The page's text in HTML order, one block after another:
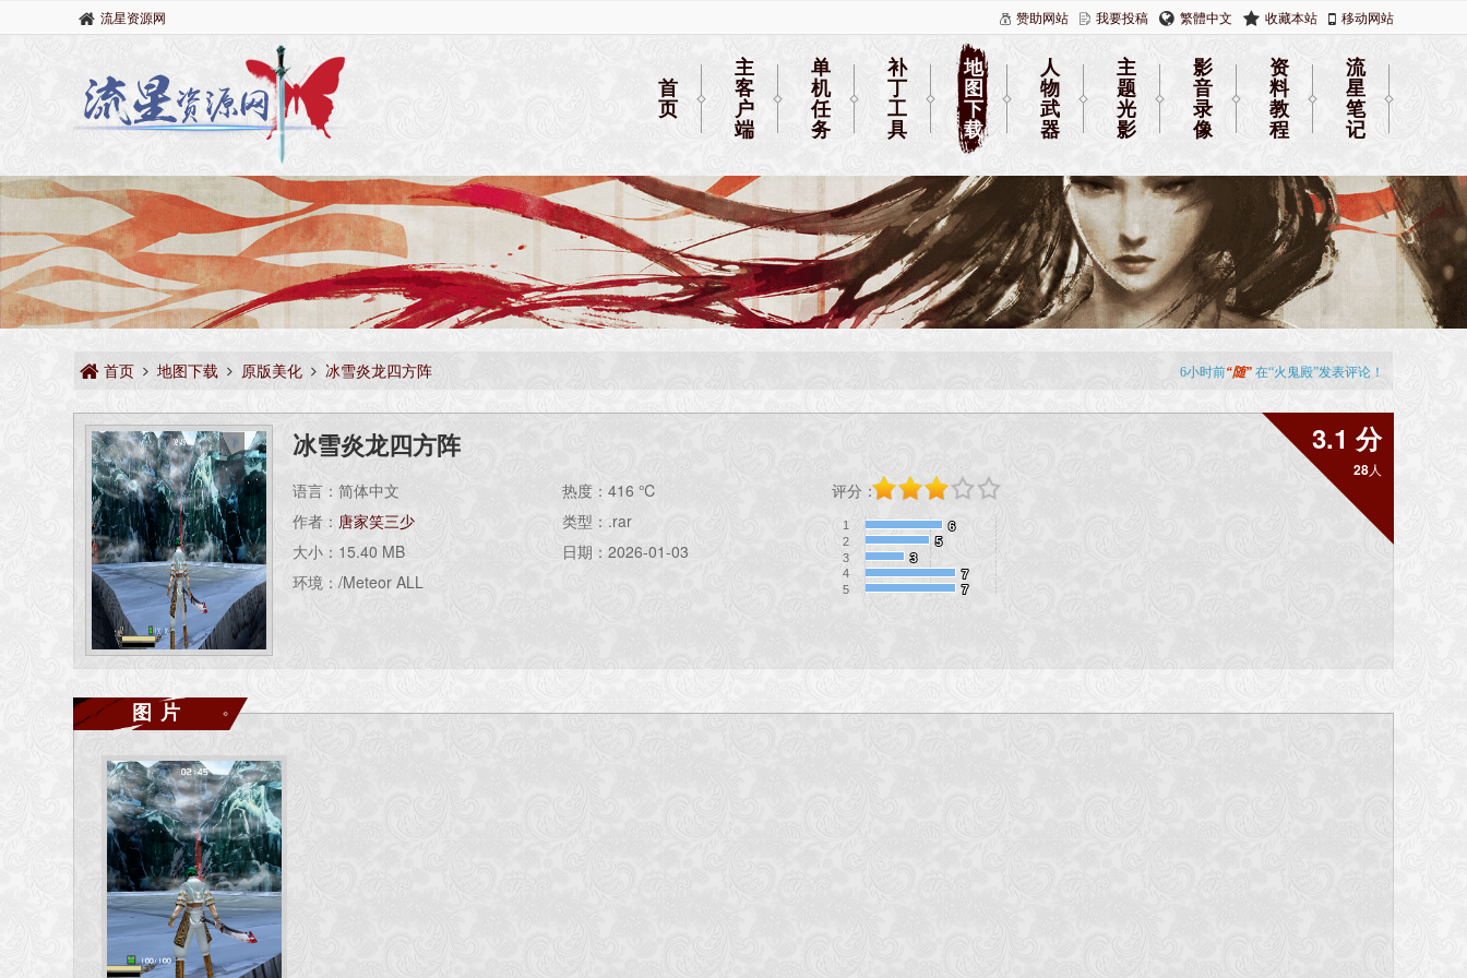
流星资源网 赞助网站 我要投稿 繁體中文 收藏本站 移动网站
首
页
主
客
户
端
单
机
任
务
补
丁
工
具
地
图
下
载
人
物
武
器
主
题
光
影
影
音
录
像
资
料
教
程
流
星
笔
记
首页 地图下载 原版美化 冰雪炎龙四方阵
冰雪炎龙四方阵 3.1 分
28人
语言：简体中文
作者： 唐家笑三少
大小：15.40 MB
环境：/Meteor ALL
热度： 416 ℃
类型：.rar
日期：2026-01-03
评分：
6
6
5
5
3
3
7
7
7
7
1
2
3
4
5
图片